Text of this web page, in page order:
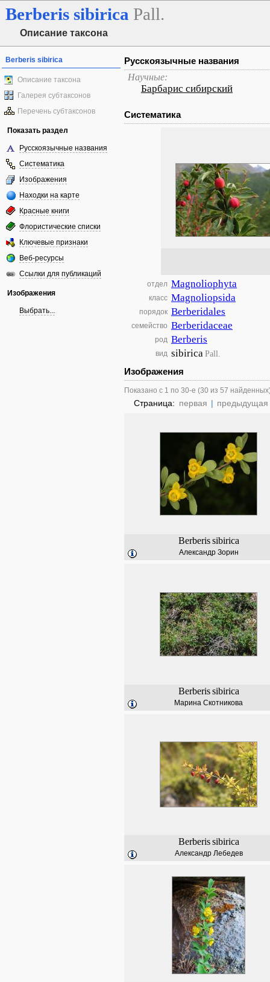
Berberis sibirica Pall.
Описание таксона
Berberis sibirica
Описание таксона
Галерея субтаксонов
Перечень субтаксонов
Показать раздел
Русскоязычные названия
Систематика
Изображения
Находки на карте
Красные книги
Флористические списки
Ключевые признаки
Веб-ресурсы
Ссылки для публикаций
Изображения
Выбрать...
Русскоязычные названия
Научные:
Барбарис сибирский
Систематика
отдел Magnoliophyta
класс Magnoliopsida
порядок Berberidales
семейство Berberidaceae
род Berberis
вид sibiricaPall.
Изображения
Показано с 1 по 30-е (30 из 57
Страница: первая | предыдущая
Berberis sibirica
Александр Зорин
Berberis sibirica
Марина Скотникова
Berberis sibirica
Александр Лебедев